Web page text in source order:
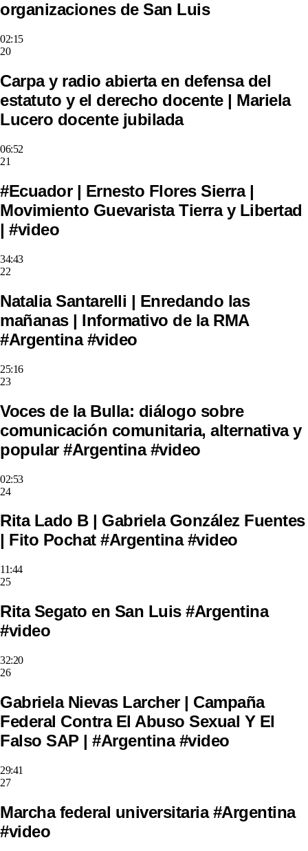
organizaciones de San Luis
02:15
20
Carpa y radio abierta en defensa del
estatuto y el derecho docente | Mariela
Lucero docente jubilada
06:52
21
#Ecuador | Ernesto Flores Sierra |
Movimiento Guevarista Tierra y Libertad
| #video
34:43
22
Natalia Santarelli | Enredando las
mañanas | Informativo de la RMA
#Argentina #video
25:16
23
Voces de la Bulla: diálogo sobre
comunicación comunitaria, alternativa y
popular #Argentina #video
02:53
24
Rita Lado B | Gabriela González Fuentes
| Fito Pochat #Argentina #video
11:44
25
Rita Segato en San Luis #Argentina
#video
32:20
26
Gabriela Nievas Larcher | Campaña
Federal Contra El Abuso Sexual Y El
Falso SAP | #Argentina #video
29:41
27
Marcha federal universitaria #Argentina
#video